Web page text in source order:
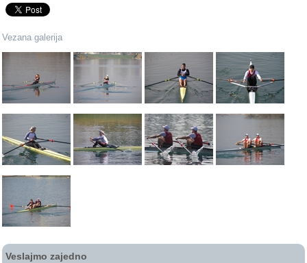
Vezana galerija
Veslajmo zajedno